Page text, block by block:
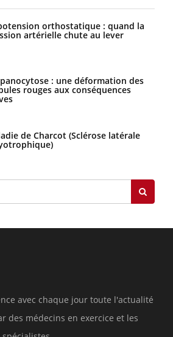
orthostatique : quand la
artérielle chute au lever
: une déformation des
rouges aux conséquences
de Charcot (Sclérose latérale
avec chaque jour toute l'actualité
des médecins en exercice et les